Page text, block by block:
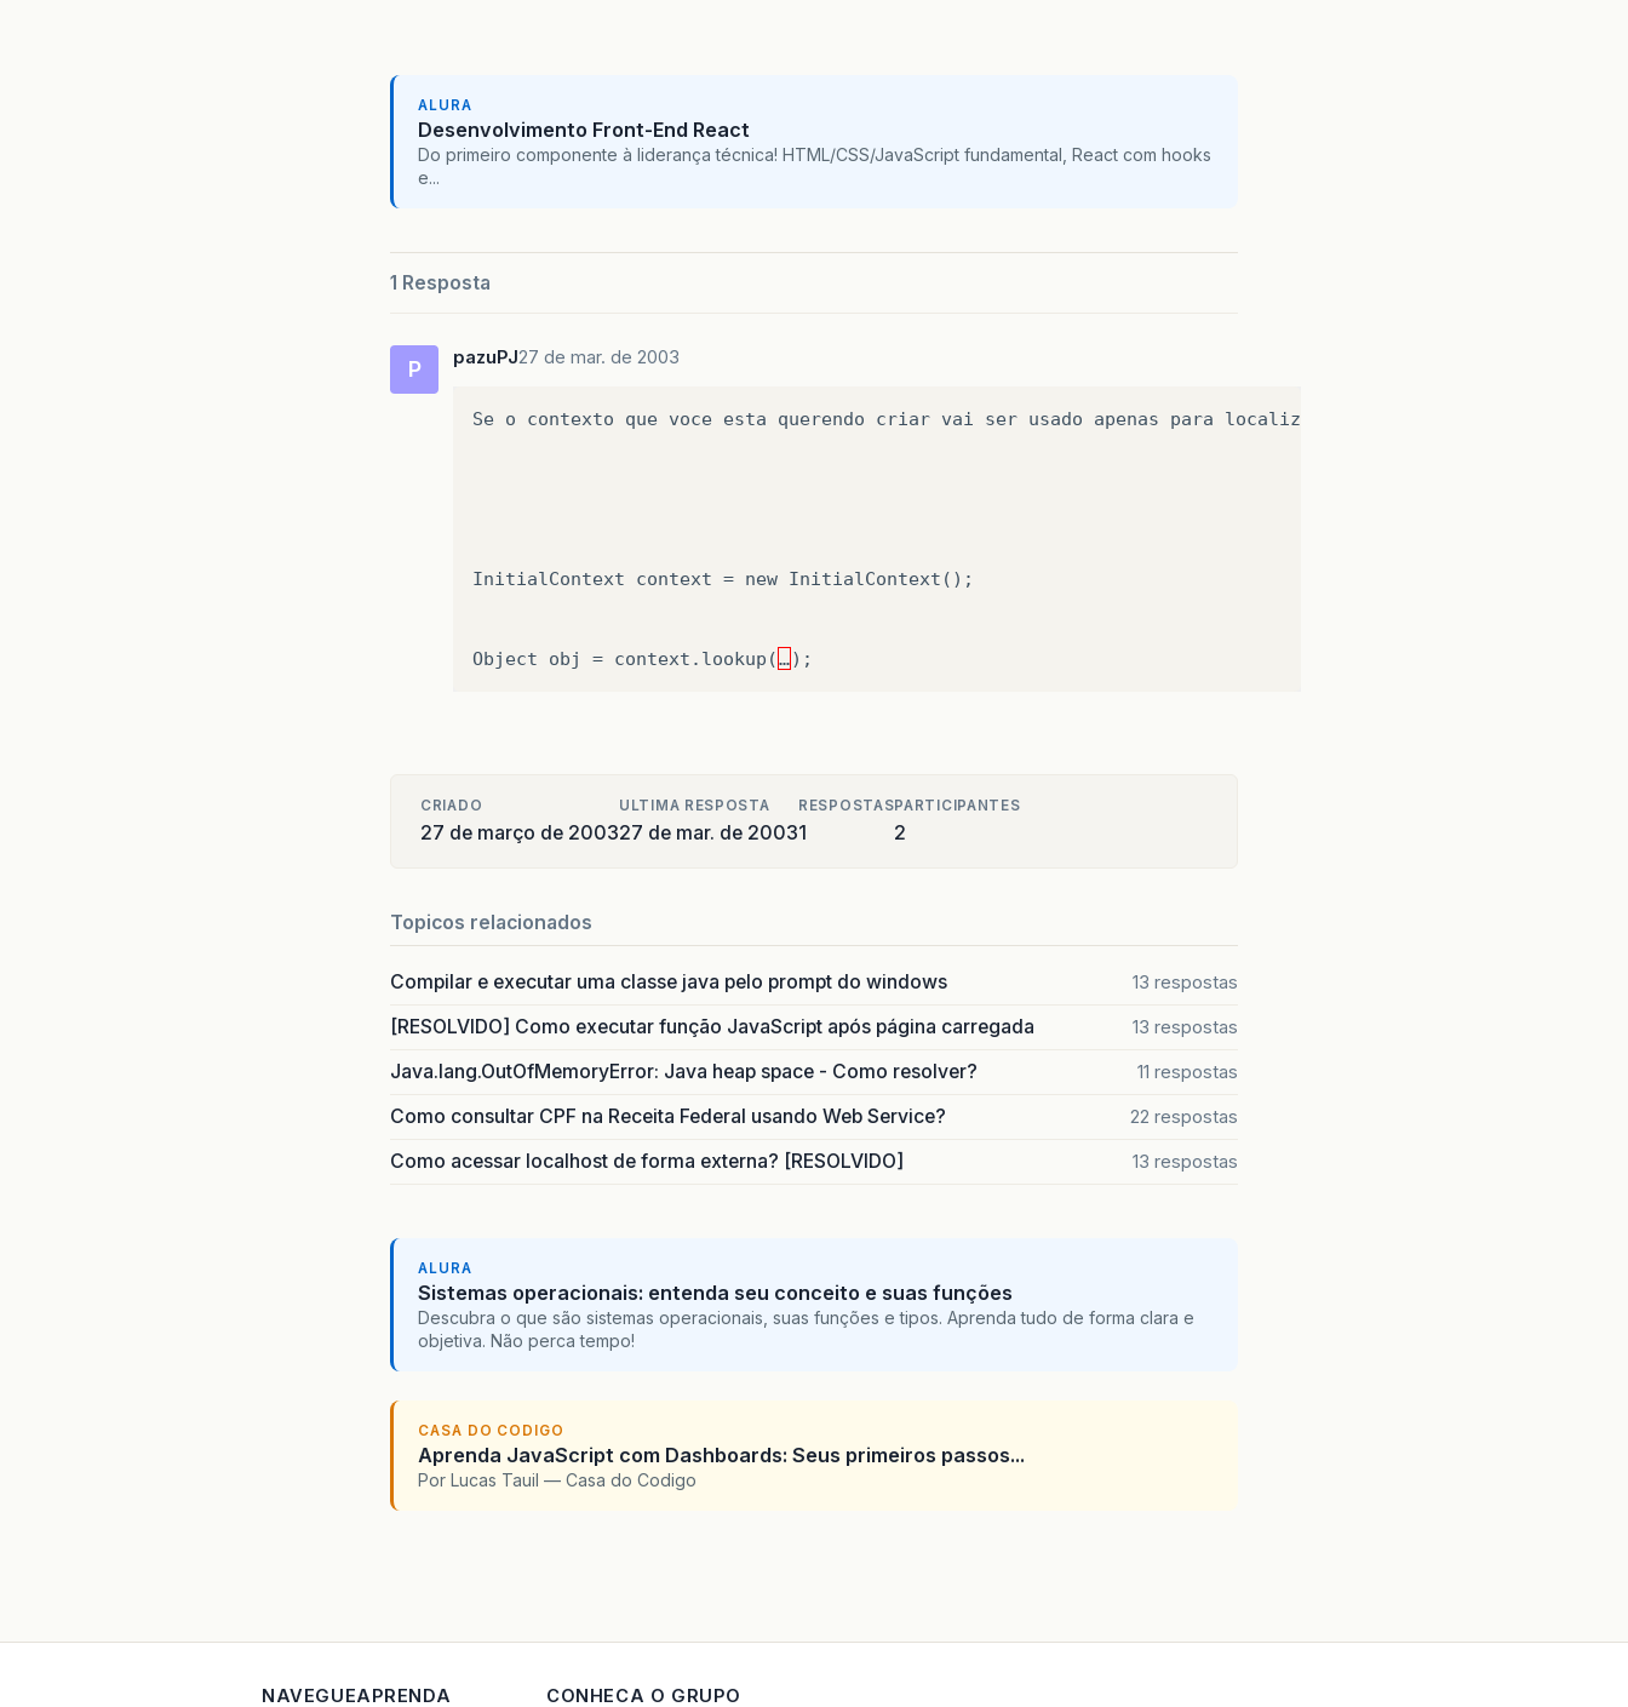
ALURA
Desenvolvimento Front-End React
Do primeiro componente à liderança técnica! HTML/CSS/JavaScript fundamental, React com hooks
e...
1 Resposta
P pazuPJ27 de mar. de 2003
Se o contexto que voce esta querendo criar vai ser usado apenas para localizar
InitialContext context = new InitialContext ();
Object obj = context . lookup (…);
CRIADO
27 de março de 2003
ULTIMA RESPOSTA
27 de mar. de 2003
RESPOSTAS
1
PARTICIPANTES
2
Topicos relacionados
Compilar e executar uma classe java pelo prompt do windows 13 respostas
[RESOLVIDO] Como executar função JavaScript após página carregada 13 respostas
Java.lang.OutOfMemoryError: Java heap space - Como resolver? 11 respostas
Como consultar CPF na Receita Federal usando Web Service? 22 respostas
Como acessar localhost de forma externa? [RESOLVIDO] 13 respostas
ALURA
Sistemas operacionais: entenda seu conceito e suas funções
Descubra o que são sistemas operacionais, suas funções e tipos. Aprenda tudo de forma clara e
objetiva. Não perca tempo!
CASA DO CODIGO
Aprenda JavaScript com Dashboards: Seus primeiros passos...
Por Lucas Tauil — Casa do Codigo
NAVEGUEAPRENDA CONHECA O GRUPO